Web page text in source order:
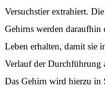
Versuchstier extrahiert.
Gehirns werden daraufhin
Leben erhalten, damit sie
Verlauf der Durchführung
Das Gehirn wird hierzu in